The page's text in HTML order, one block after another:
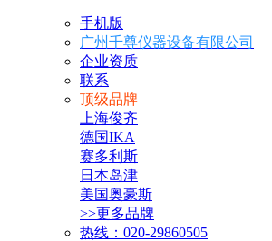
手机版
广州千尊仪器设备有限公司
企业资质
联系
顶级品牌
上海俊齐
德国IKA
赛多利斯
日本岛津
美国奥豪斯
>>更多品牌
热线：020-29860505